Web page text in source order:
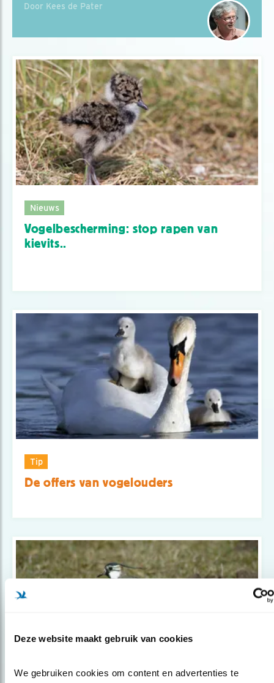
Deze website maakt gebruik van cookies
We gebruiken cookies om content en advertenties te
Door Kees de Pater
Nieuws
Vogelbescherming: stop rapen van
kievits..
Tip
De offers van vogelouders